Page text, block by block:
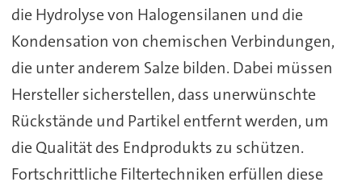
die Hydrolyse von Halogensilanen und die
Kondensation von chemischen Verbindungen,
die unter anderem Salze bilden. Dabei müssen
Hersteller sicherstellen, dass unerwünschte
Rückstände und Partikel entfernt werden, um
die Qualität des Endprodukts zu schützen.
Fortschrittliche Filtertechniken erfüllen diese